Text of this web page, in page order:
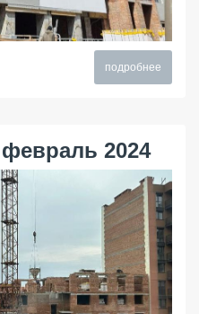
подробнее
2024